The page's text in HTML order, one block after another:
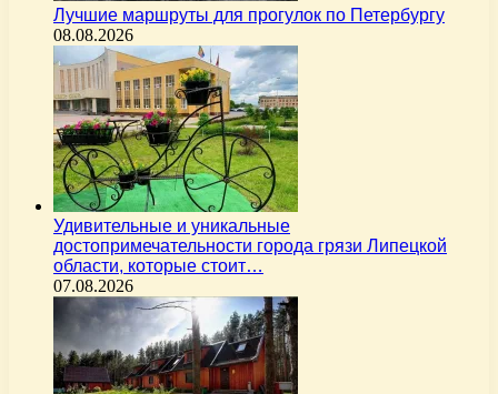
Лучшие маршруты для прогулок по Петербургу
08.08.2026
Удивительные и уникальные
достопримечательности города грязи Липецкой
области, которые стоит…
07.08.2026